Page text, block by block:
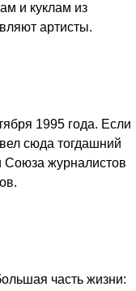
и куклам из
артисты.
1995 года. Если
сюда тогдашний
Союза журналистов
часть жизни: